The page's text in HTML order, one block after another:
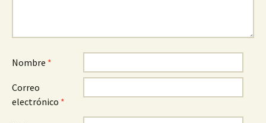
Nombre *
Correo
electrónico *